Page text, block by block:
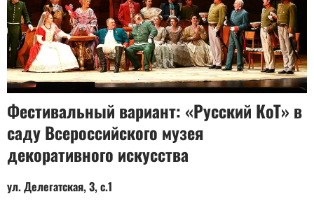
Фестивальный вариант: «Русский КоТ» в
саду Всероссийского музея
декоративного искусства
ул. Делегатская, 3, с.1